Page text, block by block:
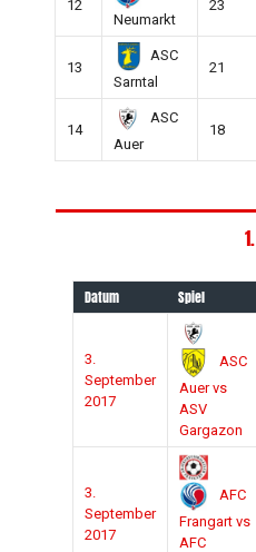
12
Neumarkt
23
13
ASC
Sarntal
21
14
ASC
Auer
18
1.
Datum Spiel
3.
September
2017
ASC
Auer vs
ASV
Gargazon
3.
September
2017
AFC
Frangart vs
AFC